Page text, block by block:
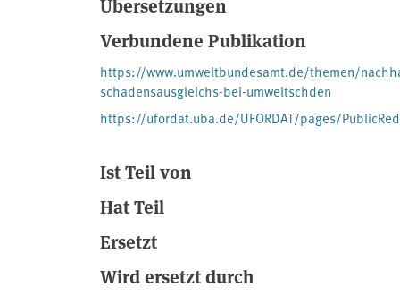
Verbundene Publikation
https://www.umweltbundesamt.de/themen/
schadensausgleichs-bei-umweltschden
https://ufordat.uba.de/UFORDAT/pages/
Ist Teil von
Hat Teil
Ersetzt
Wird ersetzt durch